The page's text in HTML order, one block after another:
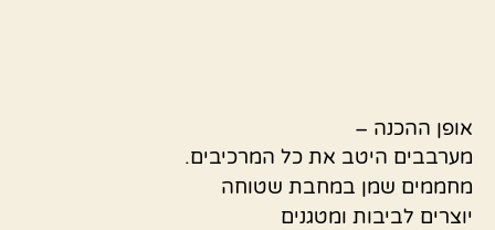
אופן ההכנה –
מערבבים היטב את כל המרכיבים.
מחממים שמן במחבת שטוחה
יוצרים לביבות ומטגנים